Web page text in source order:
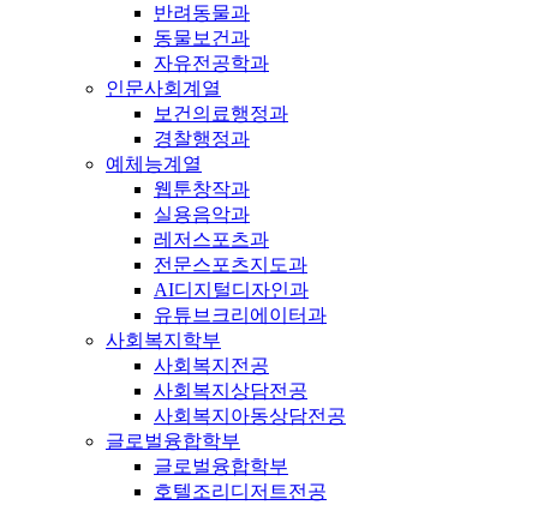
반려동물과
동물보건과
자유전공학과
인문사회계열
보건의료행정과
경찰행정과
예체능계열
웹툰창작과
실용음악과
레저스포츠과
전문스포츠지도과
AI디지털디자인과
유튜브크리에이터과
사회복지학부
사회복지전공
사회복지상담전공
사회복지아동상담전공
글로벌융합학부
글로벌융합학부
호텔조리디저트전공